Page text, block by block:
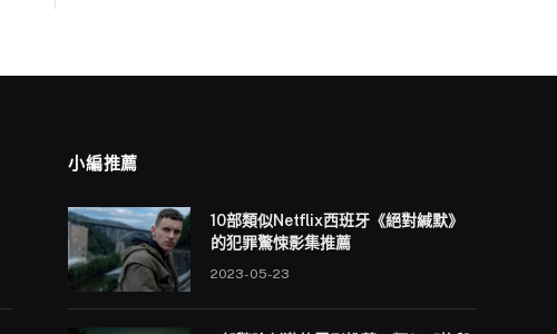
小編推薦
10部類似Netflix西班牙《絕對緘默》
的犯罪驚悚影集推薦
2023-05-23